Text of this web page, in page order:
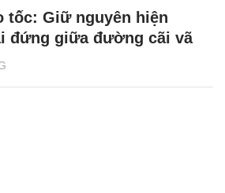
tốc: Giữ nguyên hiện
đứng giữa đường cãi vã